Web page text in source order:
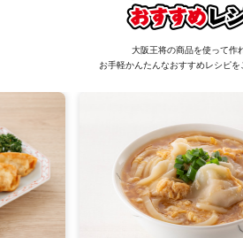
大阪王将の商品を使って作
お手軽かんたんなおすすめレシピを